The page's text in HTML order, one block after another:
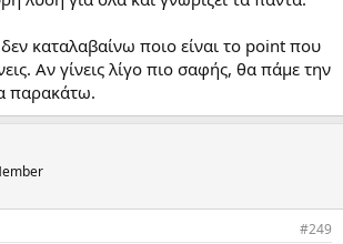
καταλαβαίνω ποιο είναι το point που
Αν γίνεις λίγο πιο σαφής, θα πάμε την
παρακάτω.
#249